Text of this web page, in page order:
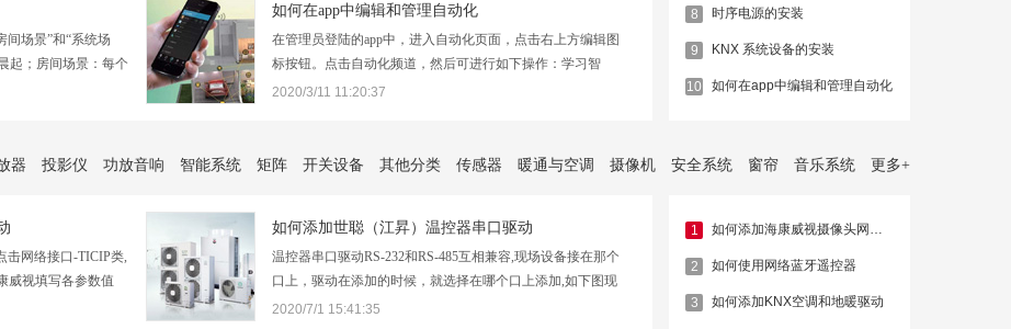
后…
一…
间场景”和“系统场
起；房间场景：每个
场景；系统场景：
如何在app中编辑和管理自动化
在管理员登陆的app中，进入自动化页面，点击右上方编辑图
标按钮。点击自动化频道，然后可进行如下操作：学习智
能：点击右上方“+”按钮，新的窗口将会列举出整个系统的资
2020/3/11 11:20:37
8 时序电源的安装
9 KNX 系统设备的安装
10 如何在app中编辑和管理自动化
器 投影仪 功放音响 智能系统 矩阵 开关设备 其他分类 传感器 暖通与空调 摄像机 安全系统 窗帘 音乐系统 更多+
击网络接口-TICIP类,
威视填写各参数值
摄像头
如何添加世聪（江昇）温控器串口驱动
温控器串口驱动RS-232和RS-485互相兼容,现场设备接在那个
口上，驱动在添加的时候，就选择在哪个口上添加,如下图现
场设备接在RS485-1口上，在添加驱动的时候就选择RS-485-
2020/7/1 15:41:35
1 如何添加海康威视摄像头网络驱动
2 如何使用网络蓝牙遥控器
3 如何添加KNX空调和地暖驱动